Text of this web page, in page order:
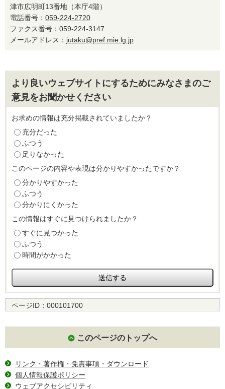
津市広明町13番地（本庁4階）
電話番号： 059-224-2720
ファクス番号：059-224-3147
メールアドレス： jutaku@pref.mie.lg.jp
より良いウェブサイトにするためにみなさまのご
意見をお聞かせください
お求めの情報は充分掲載されていましたか？
充分だった
ふつう
足りなかった
このページの内容や表現は分かりやすかったですか？
分かりやすかった
ふつう
分かりにくかった
この情報はすぐに見つけられましたか？
すぐに見つかった
ふつう
時間がかかった
ページID： 000101700
このページのトップへ
リンク・著作権・免責事項・ダウンロード
個人情報保護ポリシー
ウェブアクセシビリティ